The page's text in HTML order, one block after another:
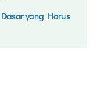
yang Harus